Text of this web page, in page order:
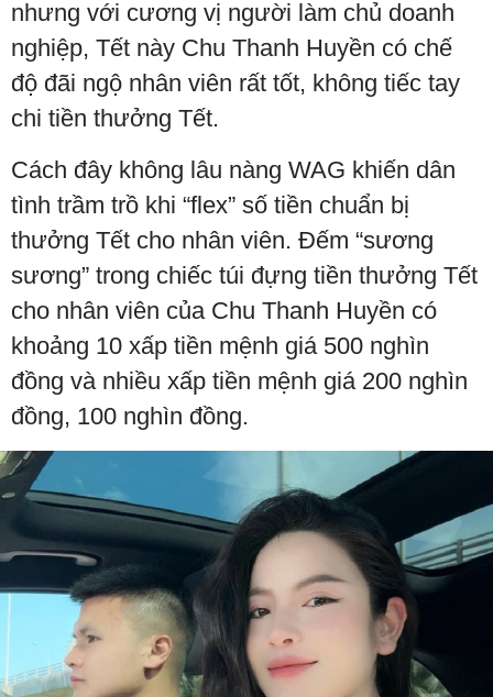
nhưng với cương vị người làm chủ doanh
nghiệp, Tết này Chu Thanh Huyền có chế
độ đãi ngộ nhân viên rất tốt, không tiếc tay
chi tiền thưởng Tết.
Cách đây không lâu nàng WAG khiến dân
tình trầm trồ khi “flex” số tiền chuẩn bị
thưởng Tết cho nhân viên. Đếm “sương
sương” trong chiếc túi đựng tiền thưởng Tết
cho nhân viên của Chu Thanh Huyền có
khoảng 10 xấp tiền mệnh giá 500 nghìn
đồng và nhiều xấp tiền mệnh giá 200 nghìn
đồng, 100 nghìn đồng.